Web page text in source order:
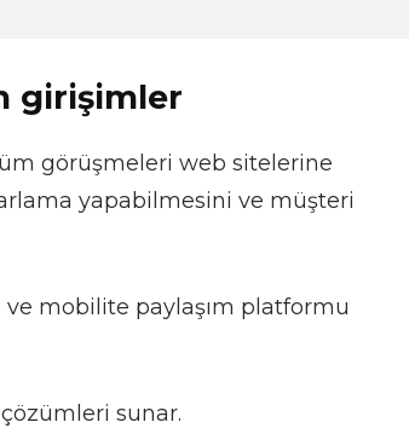
girişimler
görüşmeleri web sitelerine
yapabilmesini ve müşteri
mobilite paylaşım platformu
çözümleri sunar.